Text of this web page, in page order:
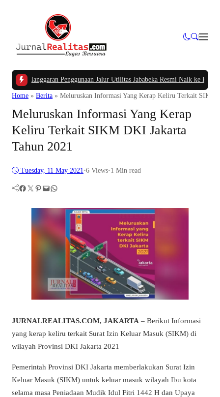
Penggunaan Jalur Utilitas Jababeka Resmi Naik ke Penyidikan
Home » Berita » Meluruskan Informasi Yang Kerap Keliru Terkait SIKM
Meluruskan Informasi Yang Kerap
Keliru Terkait SIKM DKI Jakarta
Tahun 2021
Tuesday, 11 May 2021•6 Views•1 Min read
Facebook Twitter Pinterest Mail WhatsApp
JURNALREALITAS.COM, JAKARTA – Berikut Informasi
yang kerap keliru terkait Surat Izin Keluar Masuk (SIKM) di
wilayah Provinsi DKI Jakarta 2021
Pemerintah Provinsi DKI Jakarta memberlakukan Surat Izin
Keluar Masuk (SIKM) untuk keluar masuk wilayah Ibu kota
selama masa Peniadaan Mudik Idul Fitri 1442 H dan Upaya